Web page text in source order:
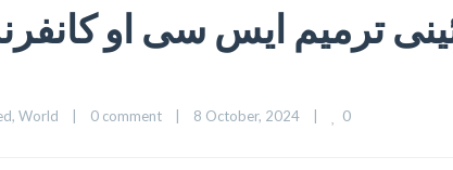
ترمیم ایس سی او
, World 0 comment 8 October, 2024 0